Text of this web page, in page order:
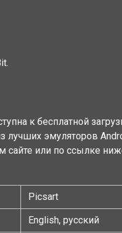
к бесплатной
эмуляторов
сайте или по ссылке
Picsart
English, русский